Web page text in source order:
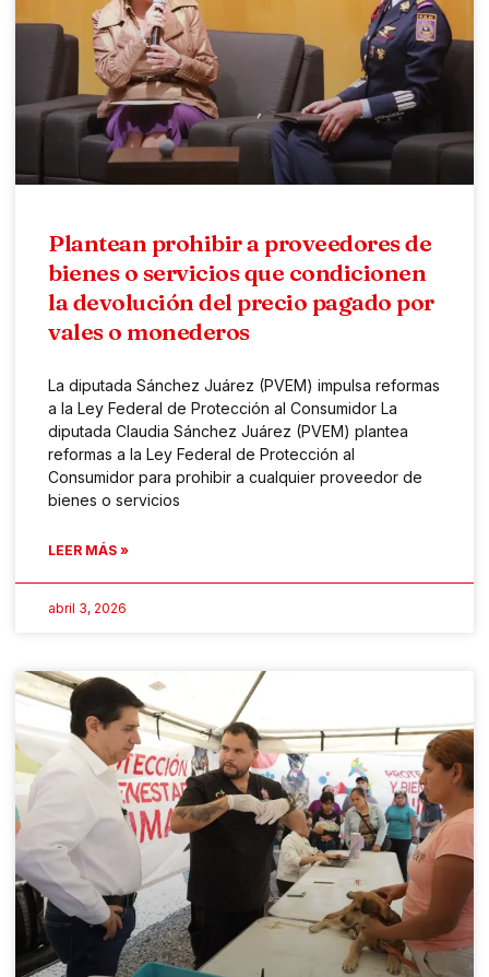
Plantean prohibir a proveedores de
bienes o servicios que condicionen
la devolución del precio pagado por
vales o monederos
La diputada Sánchez Juárez (PVEM) impulsa reformas
a la Ley Federal de Protección al Consumidor La
diputada Claudia Sánchez Juárez (PVEM) plantea
reformas a la Ley Federal de Protección al
Consumidor para prohibir a cualquier proveedor de
bienes o servicios
LEER MÁS »
abril 3, 2026